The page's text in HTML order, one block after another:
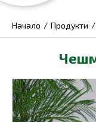
Начало Продукти